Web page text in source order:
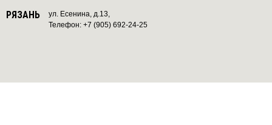
РЯЗАНЬ
ул. Есенина, д.13,
Телефон: +7 (905) 692-24-25